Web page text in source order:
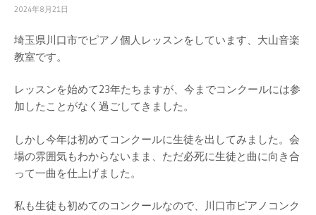
2024年8月21日
埼玉県川口市でピアノ個人レッスンをしています、大山音楽
教室です。
レッスンを始めて23年たちますが、今までコンクールには参
加したことがなく過ごしてきました。
しかし今年は初めてコンクールに生徒を出してみました。会
場の雰囲気もわからないまま、ただ必死に生徒と曲に向き合
って一曲を仕上げました。
私も生徒も初めてのコンクールなので、川口市ピアノコンク